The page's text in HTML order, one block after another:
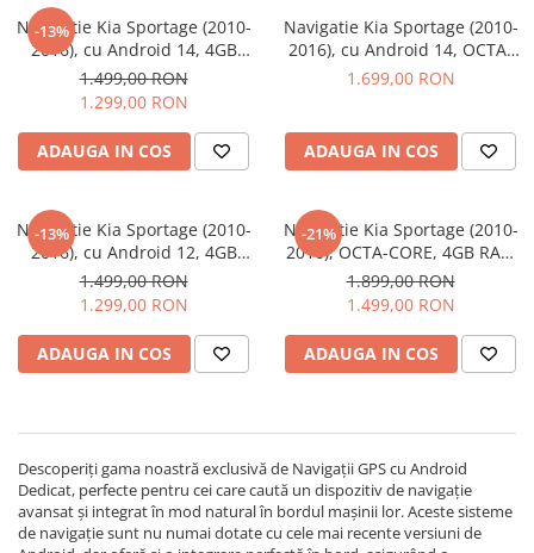
Navigatii Fiat
Navigatii Nissan
Navigatii Citroen
Navigatii Suzuki
Navigatii Mitsubishi
Navigatii Volvo
Navigatii KIA
Navigatii Renault
Navigatii Smart
Navigatii Honda
Navigatii Jeep
Navigatii Porsche
Navigatii Land Rover
-13%
Navigatie Kia Sportage (2010-
2016), cu Android 14, 4GB
64GB, SIM 4G, CarPlay si
Android Auto, DSP, WIFI,
ecran 9 Inch
1.499,00 RON
1.299,00 RON
ADAUGA IN COS
Navigatie Kia Sportage (2010-
2016), cu Android 14, OCTA-
CORE 2.0 GHz, 8GB 128GB,
1.699,00 RON
ADAUGA IN COS
-13%
Navigatie Kia Sportage (2010-
2016), cu Android 12, 4GB
64GB, SIM 4G, CarPlay si
Android Auto, DSP, WIFI,
Cooler Activ, ecran 9 Inch
1.499,00 RON
1.299,00 RON
ADAUGA IN COS
-21%
Navigatie Kia Sportage (2010-
2016), OCTA-CORE, 4GB RAM
64 GB ROM, Android 14, ecran
2K QLED 2000 X 1200 PX, 9.5
inch - ECARTECH
1.899,00 RON
1.499,00 RON
ADAUGA IN COS
Descoperiți gama noastră exclusivă de Navigații GPS cu Android
Dedicat, perfecte pentru cei care caută un dispozitiv de navigație
avansat și integrat în mod natural în bordul mașinii lor. Aceste sisteme
de navigație sunt nu numai dotate cu cele mai recente versiuni de